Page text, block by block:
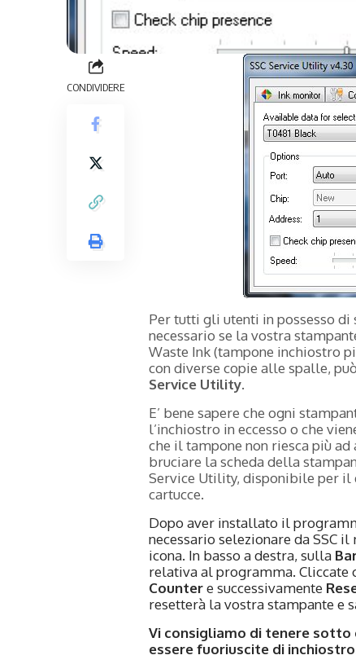
CONDIVIDERE
Per tutti gli utenti in possesso di
necessario se la vostra
Waste Ink (tampone inchiostro
con diverse copie alle spalle,
Service Utility.
E’ bene sapere che ogni
l’inchiostro in eccesso o che
che il tampone non riesca più
bruciare la scheda della
Service Utility, disponibile per il
cartucce.
Dopo aver installato il
necessario selezionare da SSC
icona. In basso a destra, sulla
relativa al programma. Cliccate
Countere successivamente
resetterà la vostra stampante e
Vi consigliamo di tenere
essere fuoriuscite di